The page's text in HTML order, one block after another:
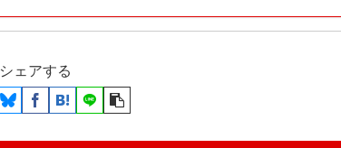
シェアする